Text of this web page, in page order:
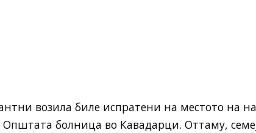
возила биле испратени на местото на
болница во Кавадарци. Оттаму,